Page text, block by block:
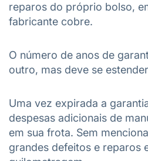
reparos do próprio bolso,
fabricante cobre.
O número de anos de
outro, mas deve se
Uma vez expirada a
despesas adicionais de
em sua frota. Sem
grandes defeitos e reparos